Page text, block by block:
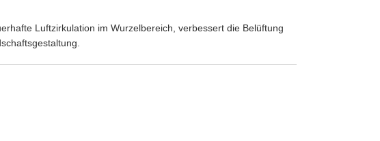
Luftzirkulation im Wurzelbereich, verbessert die Belüftung